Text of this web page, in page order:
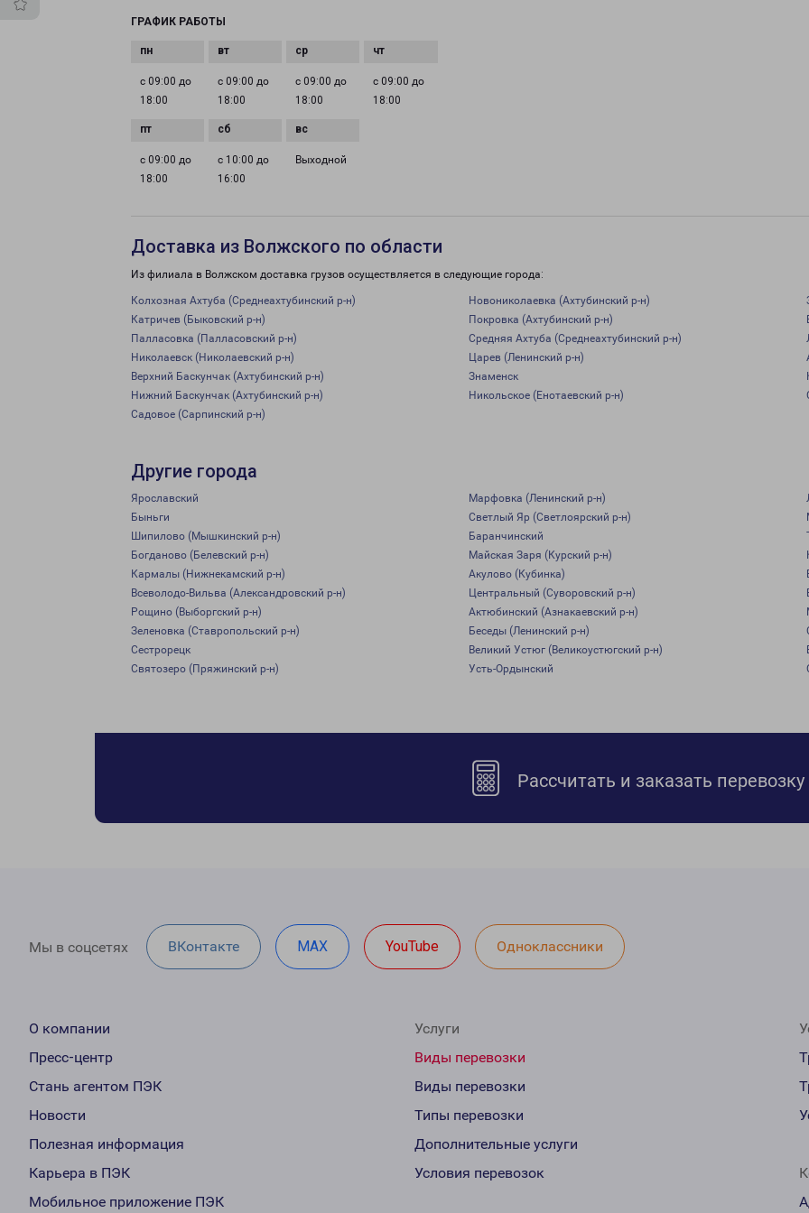
ГРАФИК РАБОТЫ
с 09:00 до
18:00
с 09:00 до
18:00
с 09:00 до
18:00
с 09:00 до
18:00
с 09:00 до
18:00
с 10:00 до
16:00
Выходной
Доставка из Волжского по области
Из филиала в Волжском доставка грузов осуществляется в следующие города:
Колхозная Ахтуба (Среднеахтубинский р-н) Новониколаевка (Ахтубинский р-н)
Катричев (Быковский р-н)
Покровка (Ахтубинский р-н)
Палласовка (Палласовский р-н)
Средняя Ахтуба (Среднеахтубинский р-н)
Николаевск (Николаевский р-н)
Царев (Ленинский р-н)
Верхний Баскунчак (Ахтубинский р-н)
Знаменск
Нижний Баскунчак (Ахтубинский р-н)
Никольское (Енотаевский р-н)
Садовое (Сарпинский р-н)
Другие города
Ярославский Марфовка (Ленинский р-н)
Быньги
Светлый Яр (Светлоярский р-н)
Шипилово (Мышкинский р-н)
Баранчинский
Богданово (Белевский р-н)
Майская Заря (Курский р-н)
Кармалы (Нижнекамский р-н)
Акулово (Кубинка)
Всеволодо-Вильва (Александровский р-н)
Центральный (Суворовский р-н)
Рощино (Выборгский р-н)
Актюбинский (Азнакаевский р-н)
Зеленовка (Ставропольский р-н)
Беседы (Ленинский р-н)
Сестрорецк
Великий Устюг (Великоустюгский р-н)
Святозеро (Пряжинский р-н)
Усть-Ордынский
Рассчитать и заказать перевозку
Мы в соцсетях ВКонтакте MAX YouTube Одноклассники
О компании
Пресс-центр
Стань агентом ПЭК
Новости
Полезная информация
Карьера в ПЭК
Мобильное приложение ПЭК
Услуги
Виды перевозки
Виды перевозки
Типы перевозки
Дополнительные услуги
Условия перевозок